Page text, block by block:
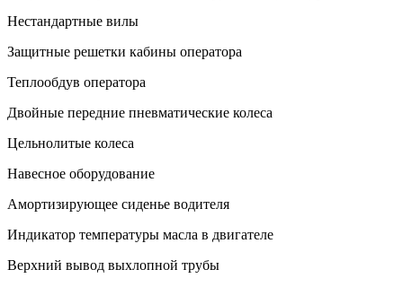
Нестандартные вилы
Защитные решетки кабины оператора
Теплообдув оператора
Двойные передние пневматические колеса
Цельнолитые колеса
Навесное оборудование
Амортизирующее сиденье водителя
Индикатор температуры масла в двигателе
Верхний вывод выхлопной трубы